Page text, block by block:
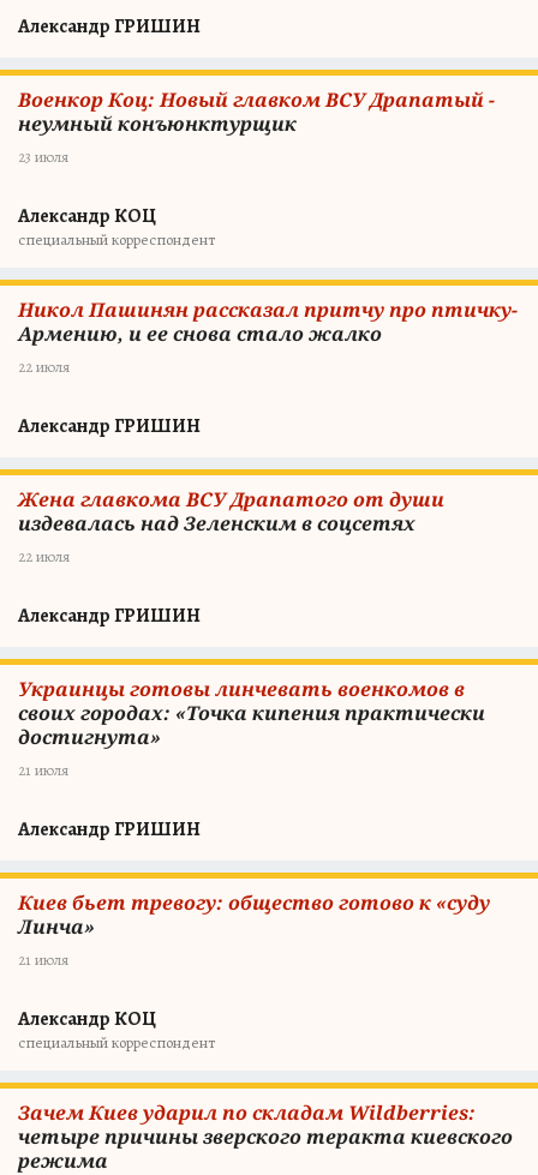
Александр ГРИШИН
Военкор Коц: Новый главком ВСУ Драпатый -
неумный конъюнктурщик
23 июля
Александр КОЦ
специальный корреспондент
Никол Пашинян рассказал притчу про птичку-
Армению, и ее снова стало жалко
22 июля
Александр ГРИШИН
Жена главкома ВСУ Драпатого от души
издевалась над Зеленским в соцсетях
22 июля
Александр ГРИШИН
Украинцы готовы линчевать военкомов в
своих городах: «Точка кипения практически
достигнута»
21 июля
Александр ГРИШИН
Киев бьет тревогу: общество готово к «суду
Линча»
21 июля
Александр КОЦ
специальный корреспондент
Зачем Киев ударил по складам Wildberries:
четыре причины зверского теракта киевского
режима